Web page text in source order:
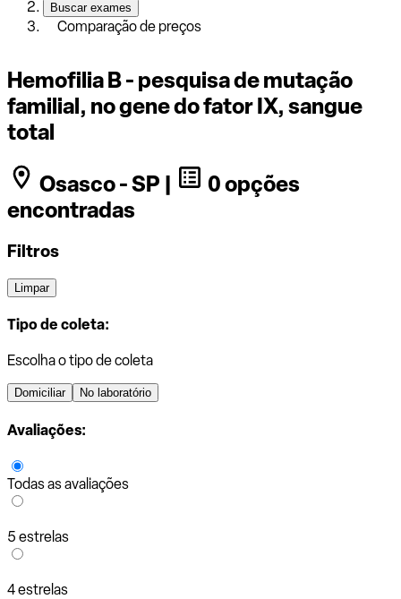
Buscar exames
Comparação de preços
Hemofilia B - pesquisa de mutação
familial, no gene do fator IX, sangue
total
Osasco - SP |
0 opções
encontradas
Filtros
Limpar
Tipo de coleta:
Escolha o tipo de coleta
Domiciliar No laboratório
Avaliações:
Todas as avaliações
5 estrelas
4 estrelas